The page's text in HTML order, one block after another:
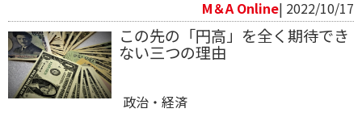
M＆A Online| 2022/10/17
この先の「円高」を全く期待でき
ない三つの理由
政治・経済